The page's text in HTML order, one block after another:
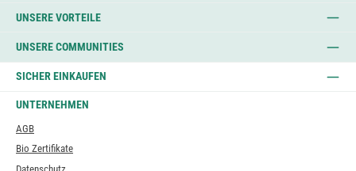
UNSERE VORTEILE
UNSERE COMMUNITIES
SICHER EINKAUFEN
UNTERNEHMEN
AGB
Bio Zertifikate